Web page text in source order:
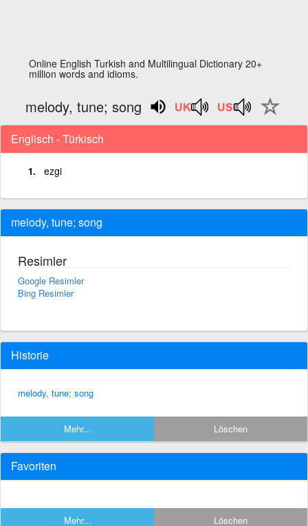
Online English Turkish and Multilingual Dictionary 20+
million words and idioms.
melody, tune; song
Englisch - Türkisch
ezgi
melody, tune; song
Resimler
Google Resimler
Bing Resimler
Historie
melody, tune; song
Mehr... Löschen
Favoriten
Mehr... Löschen